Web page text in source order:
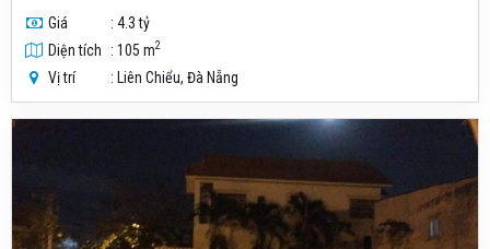
Giá
: 4.3 tỷ
Diện tích
: 105 m2
Vị trí : Liên Chiểu, Đà Nẵng